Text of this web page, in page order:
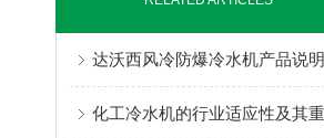
达沃西风冷防爆冷水机产品说明